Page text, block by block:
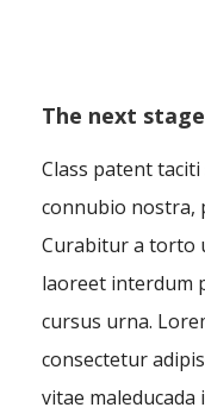
The next
Class patent
connubio nostra,
Curabitur a torto
laoreet interdum
cursus urna.
consectetur
vitae